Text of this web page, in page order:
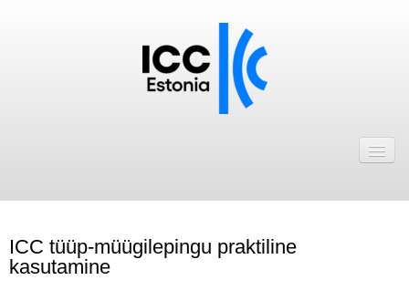
ICC Eesti liikmebaas
ICC tüüp-müügilepingu praktiline
kasutamine